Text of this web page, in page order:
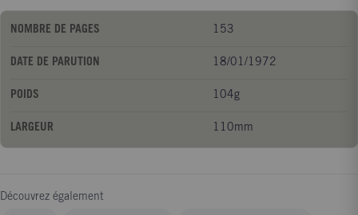
signe notamment «L'étranger» (1942) et «La Peste» (1947), et
dans un accident de voiture.
NOMBRE DE PAGES 153
DATE DE PARUTION 18/01/1972
POIDS 104g
LARGEUR 110mm
Découvrez également